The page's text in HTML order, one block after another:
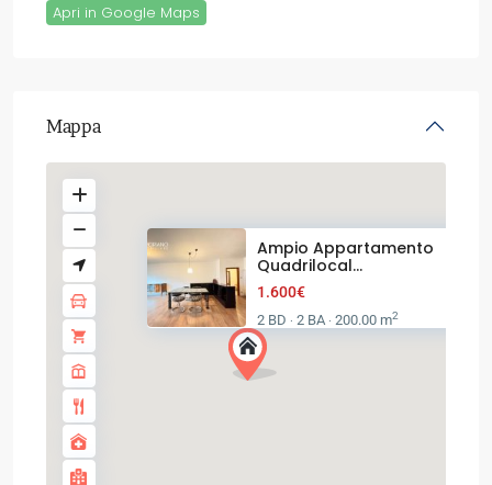
Apri in Google Maps
Mappa
Ampio Appartamento
Quadrilocal...
1.600€
2 BD · 2 BA · 200.00 m2